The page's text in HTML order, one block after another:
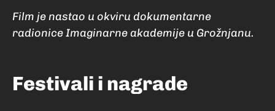
Film je nastao u okviru dokumentarne
radionice Imaginarne akademije u Grožnjanu.
Festivali i nagrade